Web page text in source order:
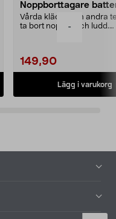
-
Noppborttagare
Vårda kläder och andra
ta bort noppor och ludd.
149,90
Lägg i varukorg